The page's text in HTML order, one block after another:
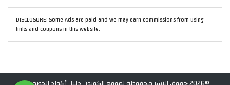
DISCLOSURE: Some Ads are paid and we may earn commissions from using
links and coupons in this website.